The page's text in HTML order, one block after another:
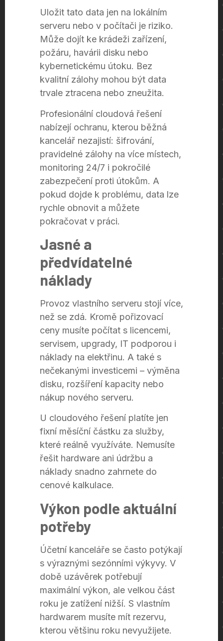
Uložit tato data jen na lokálním
serveru nebo v počítači je riziko.
Může dojít ke krádeži zařízení,
požáru, havárii disku nebo
kybernetickému útoku. Bez
kvalitní zálohy mohou být data
trvale ztracena nebo zneužita.
Profesionální cloudová řešení
nabízejí ochranu, kterou běžná
kancelář nezajistí: šifrování,
pravidelné zálohy na více místech,
monitoring 24/7 i pokročilé
zabezpečení proti útokům. A
pokud dojde k problému, data lze
rychle obnovit a můžete
pokračovat v práci.
Jasné a
předvídatelné
náklady
Provoz vlastního serveru stojí více,
než se zdá. Kromě pořizovací
ceny musíte počítat s licencemi,
servisem, upgrady, IT podporou i
náklady na elektřinu. A také s
nečekanými investicemi – výměna
disku, rozšíření kapacity nebo
nákup nového serveru.
U cloudového řešení platíte jen
fixní měsíční částku za služby,
které reálně využíváte. Nemusíte
řešit hardware ani údržbu a
náklady snadno zahrnete do
cenové kalkulace.
Výkon podle aktuální
potřeby
Účetní kanceláře se často potýkají
s výraznými sezónními výkyvy. V
době uzávěrek potřebují
maximální výkon, ale velkou část
roku je zatížení nižší. S vlastním
hardwarem musíte mít rezervu,
kterou většinu roku nevyužijete.